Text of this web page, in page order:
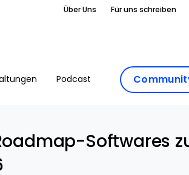
Über Uns Für uns schreiben
Podcast
Softwares